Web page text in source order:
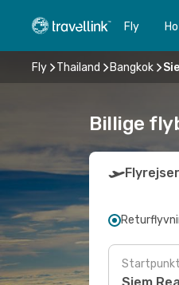
Fly
Fly Thailand Bangkok
Billige
Flyrejser
Startpunkt